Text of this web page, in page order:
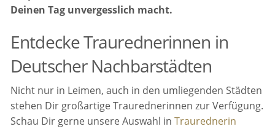
Deinen Tag unvergesslich macht.
Entdecke Traurednerinnen in
Deutscher Nachbarstädten
Nicht nur in Leimen, auch in den umliegenden Städten
stehen Dir großartige Traurednerinnen zur Verfügung.
Schau Dir gerne unsere Auswahl inTraurednerin